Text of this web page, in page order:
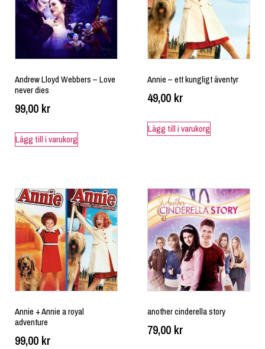
Andrew Lloyd Webbers – Love
never dies
99,00 kr
Lägg till i varukorg
Annie – ett kungligt äventyr
49,00 kr
Lägg till i varukorg
Annie + Annie a royal
adventure
99,00 kr
another cinderella story
79,00 kr